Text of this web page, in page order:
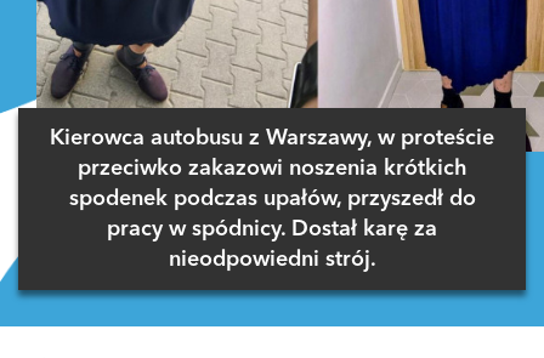
Kierowca autobusu z Warszawy, w proteście
przeciwko zakazowi noszenia krótkich
spodenek podczas upałów, przyszedł do
pracy w spódnicy. Dostał karę za
nieodpowiedni strój.